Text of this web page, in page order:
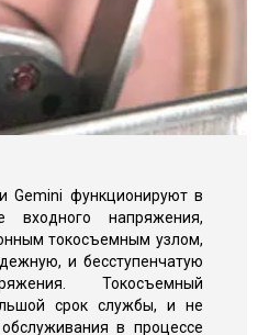
Gemini функционируют в
входного напряжения,
токосъемным узлом,
и бесступенчатую
Токосъемный
срок службы, и не
в процессе